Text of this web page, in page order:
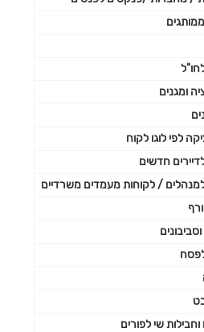
ומגנים
לפי לוגו לקוח
חדשים
/ לקוחות מעמדים משרדיים
שי לפורים